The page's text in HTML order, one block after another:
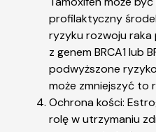
profilaktyczny
ryzyku rozwoju raka
z genem BRCA1 lub
podwyższone
może zmniejszyć to
Ochrona kości:
rolę w utrzymaniu